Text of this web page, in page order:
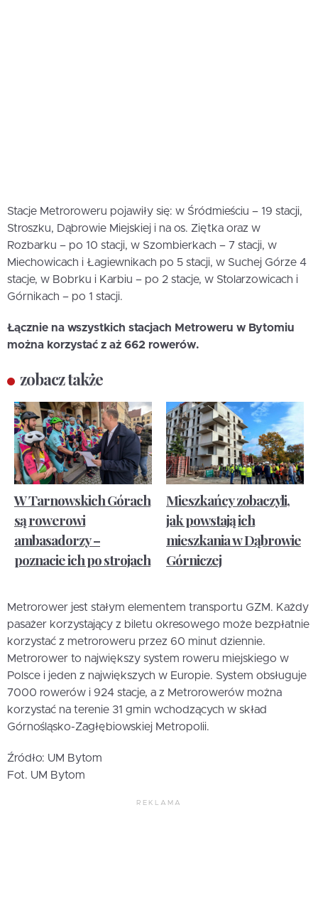
Stacje Metroroweru pojawiły się: w Śródmieściu – 19 stacji,
Stroszku, Dąbrowie Miejskiej i na os. Ziętka oraz w
Rozbarku – po 10 stacji, w Szombierkach – 7 stacji, w
Miechowicach i Łagiewnikach po 5 stacji, w Suchej Górze 4
stacje, w Bobrku i Karbiu – po 2 stacje, w Stolarzowicach i
Górnikach – po 1 stacji.
Łącznie na wszystkich stacjach Metroweru w Bytomiu
można korzystać z aż 662 rowerów.
zobacz także
W Tarnowskich Górach
są rowerowi
ambasadorzy –
poznacie ich po strojach
Mieszkańcy zobaczyli,
jak powstają ich
mieszkania w Dąbrowie
Górniczej
Metrorower jest stałym elementem transportu GZM. Każdy
pasażer korzystający z biletu okresowego może bezpłatnie
korzystać z metroroweru przez 60 minut dziennie.
Metrorower to największy system roweru miejskiego w
Polsce i jeden z największych w Europie. System obsługuje
7000 rowerów i 924 stacje, a z Metrorowerów można
korzystać na terenie 31 gmin wchodzących w skład
Górnośląsko-Zagłębiowskiej Metropolii.
Źródło: UM Bytom
Fot. UM Bytom
REKLAMA